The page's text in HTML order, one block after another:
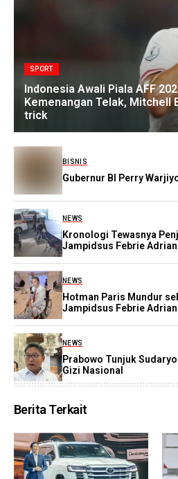
SPORT
Indonesia Awali Piala AFF
Kemenangan Telak, Mitchell
trick
BISNIS
Gubernur BI Perry
NEWS
Kronologi Tewasnya
Jampidsus Febrie
NEWS
Hotman Paris Mundur
Jampidsus Febrie
NEWS
Prabowo Tunjuk
Gizi Nasional
Berita Terkait